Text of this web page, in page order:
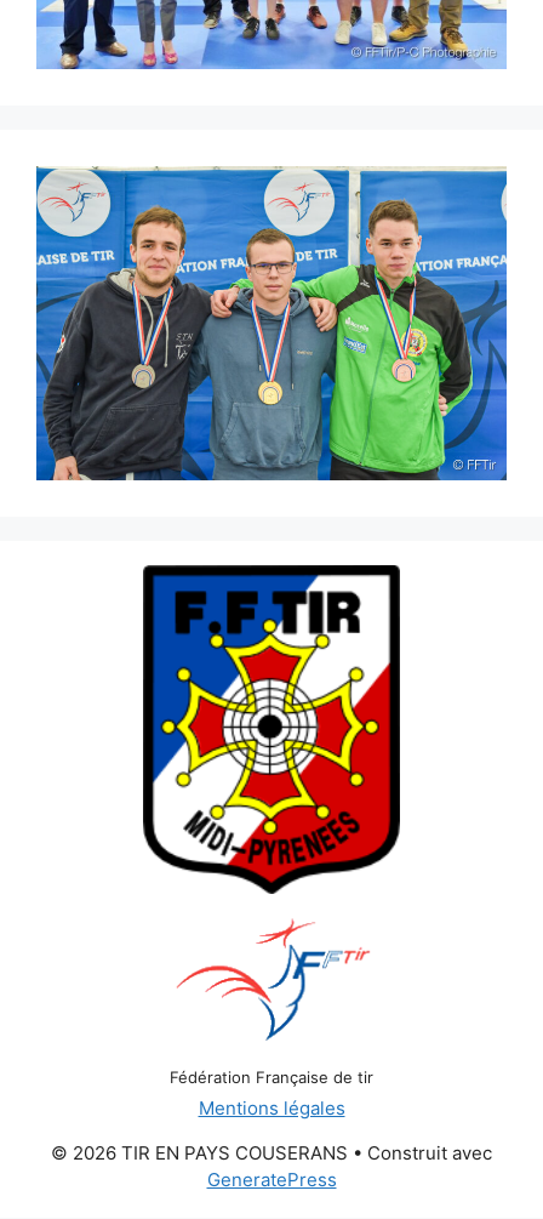
Fédération Française de tir
Mentions légales
© 2026 TIR EN PAYS COUSERANS • Construit avec
GeneratePress